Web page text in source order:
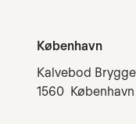
København
Kalvebod
1560